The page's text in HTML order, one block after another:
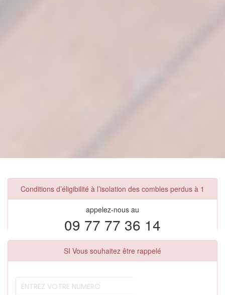
Conditions d’éligibilité à l’isolation des combles perdus à 1
appelez-nous au
09 77 77 36 14
SI Vous souhaitez être rappelé